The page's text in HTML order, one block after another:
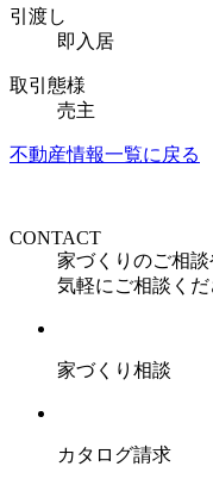
引渡し
即入居
取引態様
売主
不動産情報一覧に戻る
CONTACT
家づくりのご相
気軽にご相談くだ
家づくり相談
カタログ請求